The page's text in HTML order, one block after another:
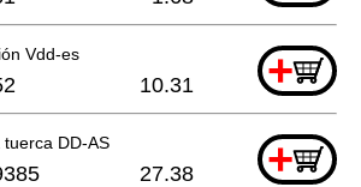
Vdd-es +
10.31
tuerca DD-AS +
27.38